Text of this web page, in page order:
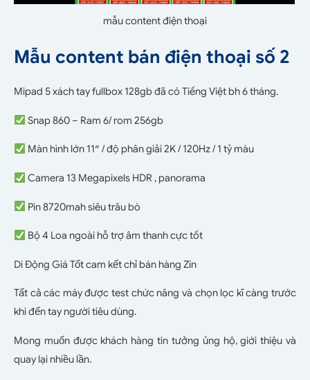
mẫu content điện thoại
Mẫu content bán điện thoại số 2
Mipad 5 xách tay fullbox 128gb đã có Tiếng Việt bh 6 tháng.
Snap 860 – Ram 6/ rom 256gb
Màn hình lớn 11″ / độ phân giải 2K / 120Hz / 1 tỷ màu
Camera 13 Megapixels HDR , panorama
Pin 8720mah siêu trâu bò
Bộ 4 Loa ngoài hỗ trợ âm thanh cực tốt
Di Động Giá Tốt cam kết chỉ bán hàng Zin
Tất cả các máy được test chức năng và chọn lọc kĩ càng trước
khi đến tay người tiêu dùng.
Mong muốn được khách hàng tin tưởng ủng hộ, giới thiệu và
quay lại nhiều lần.